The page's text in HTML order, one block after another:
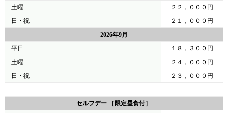
土曜
２２，０００円
日・祝
２１，０００円
2026年9月
平日
１８，３００円
土曜
２４，０００円
日・祝
２３，０００円
セルフデー ［限定昼食付］